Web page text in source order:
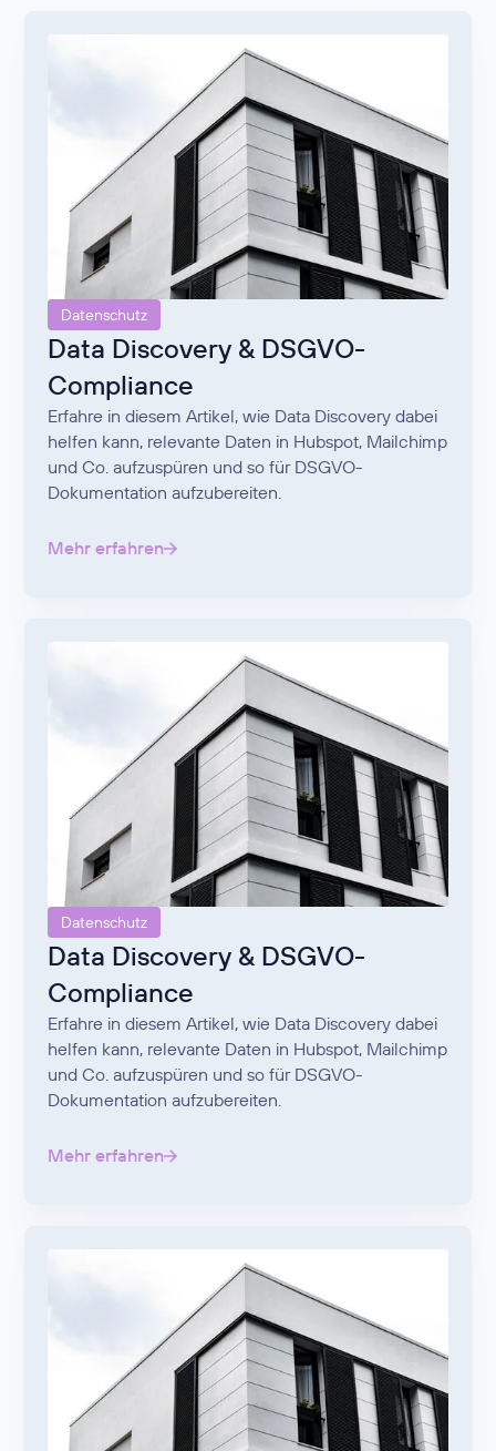
Datenschutz
Data Discovery & DSGVO-
Compliance
Erfahre in diesem Artikel, wie Data Discovery dabei
helfen kann, relevante Daten in Hubspot, Mailchimp
und Co. aufzuspüren und so für DSGVO-
Dokumentation aufzubereiten.
Mehr erfahren
Datenschutz
Data Discovery & DSGVO-
Compliance
Erfahre in diesem Artikel, wie Data Discovery dabei
helfen kann, relevante Daten in Hubspot, Mailchimp
und Co. aufzuspüren und so für DSGVO-
Dokumentation aufzubereiten.
Mehr erfahren